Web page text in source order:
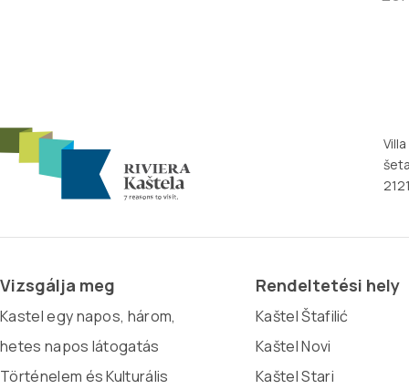
Vizsgálja meg
Kastel egy napos, három,
hetes napos látogatás
Történelem és Kulturális
Rendeltetési hely
Kaštel Štafilić
Kaštel Novi
Kaštel Stari